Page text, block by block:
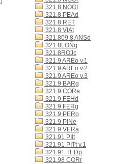
321.8 NOGt
321.8 PEAd
321.8 RET
321.8 VIAt
321.809 8 ANSd
321.8LOÑq
321.8ROJc
321.9 AREo v.1
321.9 AREo v.2
321.9 AREo v.3
321.9 BARg
321.9 CORe
321.9 FEHd
321.9 FERg
321.9 PERo
321.9 PINe
321.9 VERa
321.91 PIIt
321.91 PITt v.1
321.91 TEDp
321.98 CORr